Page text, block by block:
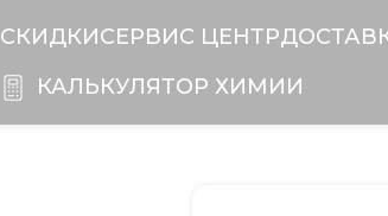
СКИДКИCЕРВИС ЦЕНТР
КАЛЬКУЛЯТОР ХИМИИ